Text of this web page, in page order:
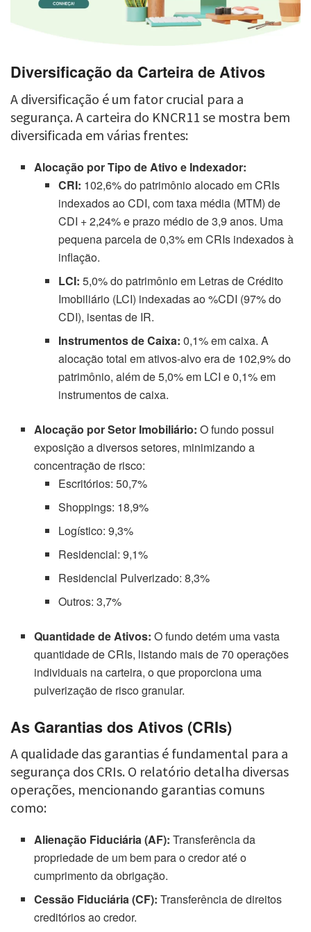
Diversificação da Carteira de Ativos
A diversificação é um fator crucial para a
segurança. A carteira do KNCR11 se mostra bem
diversificada em várias frentes:
Alocação por Tipo de Ativo e Indexador:
CRI: 102,6% do patrimônio alocado em CRIs
indexados ao CDI, com taxa média (MTM) de
CDI + 2,24% e prazo médio de 3,9 anos. Uma
pequena parcela de 0,3% em CRIs indexados à
inflação.
LCI: 5,0% do patrimônio em Letras de Crédito
Imobiliário (LCI) indexadas ao %CDI (97% do
CDI), isentas de IR.
Instrumentos de Caixa: 0,1% em caixa. A
alocação total em ativos-alvo era de 102,9% do
patrimônio, além de 5,0% em LCI e 0,1% em
instrumentos de caixa.
Alocação por Setor Imobiliário: O fundo possui
exposição a diversos setores, minimizando a
concentração de risco:
Escritórios: 50,7%
Shoppings: 18,9%
Logístico: 9,3%
Residencial: 9,1%
Residencial Pulverizado: 8,3%
Outros: 3,7%
Quantidade de Ativos: O fundo detém uma vasta
quantidade de CRIs, listando mais de 70 operações
individuais na carteira, o que proporciona uma
pulverização de risco granular.
As Garantias dos Ativos (CRIs)
A qualidade das garantias é fundamental para a
segurança dos CRIs. O relatório detalha diversas
operações, mencionando garantias comuns
como:
Alienação Fiduciária (AF): Transferência da
propriedade de um bem para o credor até o
cumprimento da obrigação.
Cessão Fiduciária (CF): Transferência de direitos
creditórios ao credor.